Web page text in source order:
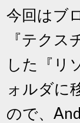
今回はブ
『テクス
した『リ
ォルダに
ので、